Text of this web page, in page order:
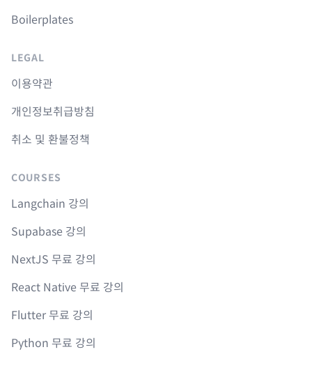
Boilerplates
LEGAL
이용약관
개인정보취급방침
취소 및 환불정책
COURSES
Langchain 강의
Supabase 강의
NextJS 무료 강의
React Native 무료 강의
Flutter 무료 강의
Python 무료 강의